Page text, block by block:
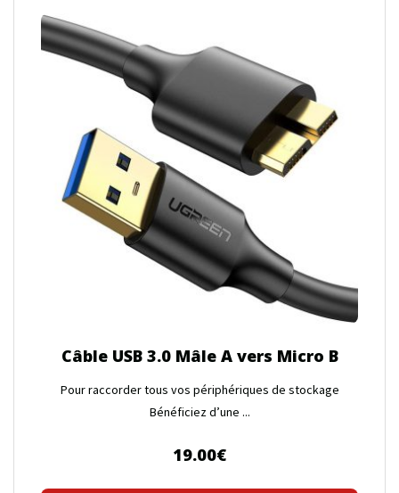
Câble USB 3.0 Mâle A vers Micro B
Pour raccorder tous vos périphériques de stockage
Bénéficiez d’une ...
19.00€